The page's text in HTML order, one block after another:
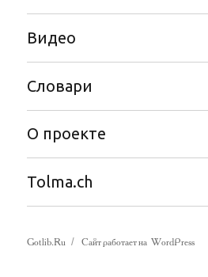
Видео
Словари
О проекте
Tolma.ch
Gotlib.Ru Сайт работает на WordPress